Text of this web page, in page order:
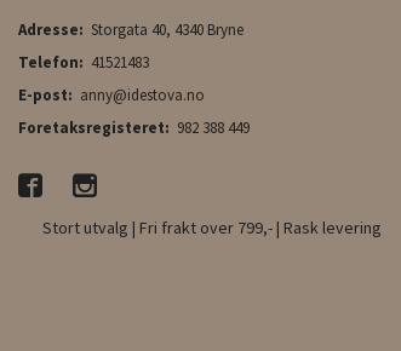
Adresse: Storgata 40, 4340 Bryne
Telefon: 41521483
E-post: anny@idestova.no
Foretaksregisteret: 982 388 449
Stort utvalg | Fri frakt over 799,- | Rask levering